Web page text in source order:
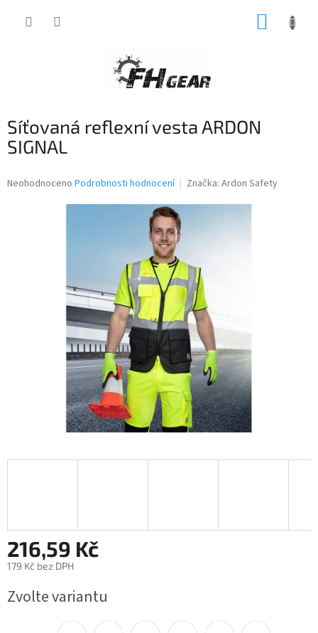
Síťovaná reflexní vesta ARDON
SIGNAL
Průměrné
Neohodnoceno Podrobnosti hodnocení Značka: Ardon Safety
216,59 Kč
179 Kč bez DPH
cena:
Zvolte variantu